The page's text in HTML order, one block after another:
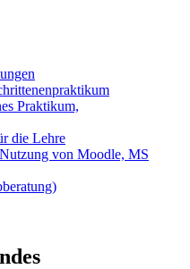
Praktikum,
die Lehre
von Moodle, MS